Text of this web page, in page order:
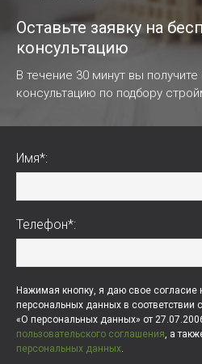
Оставьте заявку на
консультацию
В течение 30 минут вы получите
консультацию по подбору
Имя*:
Телефон*:
Нажимая кнопку, я даю свое согласие
персональных данных в
«О персональных данных» от
пользовательского соглашения , а
персональных данных